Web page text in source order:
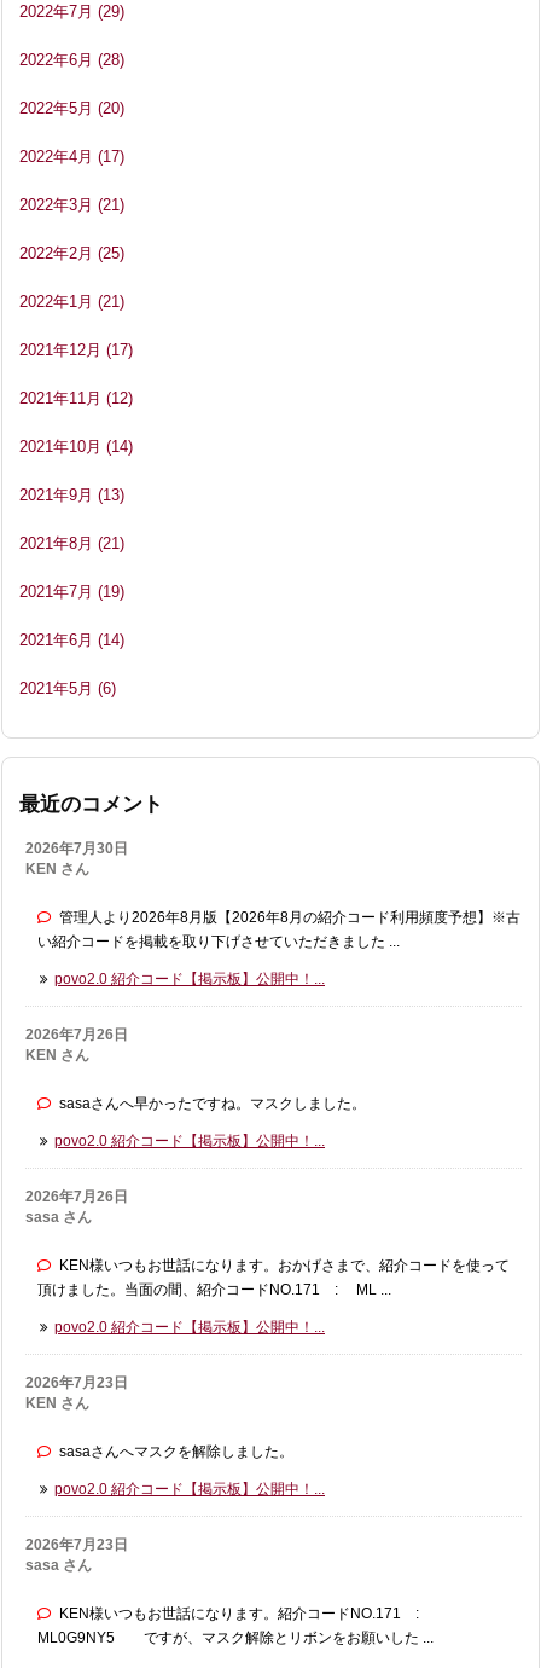
2022年7月 (29)
2022年6月 (28)
2022年5月 (20)
2022年4月 (17)
2022年3月 (21)
2022年2月 (25)
2022年1月 (21)
2021年12月 (17)
2021年11月 (12)
2021年10月 (14)
2021年9月 (13)
2021年8月 (21)
2021年7月 (19)
2021年6月 (14)
2021年5月 (6)
最近のコメント
2026年7月30日
KEN さん
管理人より2026年8月版【2026年8月の紹介コード利用頻度予想】※古
い紹介コードを掲載を取り下げさせていただきました ...
povo2.0 紹介コード【掲示板】公開中！...
2026年7月26日
KEN さん
sasaさんへ早かったですね。マスクしました。
povo2.0 紹介コード【掲示板】公開中！...
2026年7月26日
sasa さん
KEN様いつもお世話になります。おかげさまで、紹介コードを使って
頂けました。当面の間、紹介コードNO.171 : ML ...
povo2.0 紹介コード【掲示板】公開中！...
2026年7月23日
KEN さん
sasaさんへマスクを解除しました。
povo2.0 紹介コード【掲示板】公開中！...
2026年7月23日
sasa さん
KEN様いつもお世話になります。紹介コードNO.171 :
ML0G9NY5 ですが、マスク解除とリボンをお願いした ...